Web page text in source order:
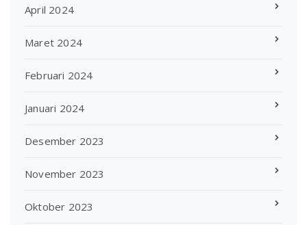
April 2024
Maret 2024
Februari 2024
Januari 2024
Desember 2023
November 2023
Oktober 2023